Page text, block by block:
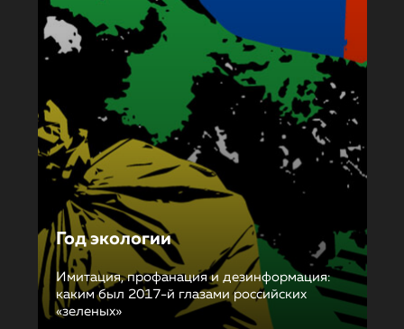
Год экологии
Имитация, профанация и дезинформация:
каким был 2017-й глазами российских
«зеленых»